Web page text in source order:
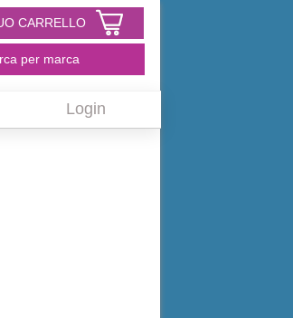
CARRELLO
per marca
Login